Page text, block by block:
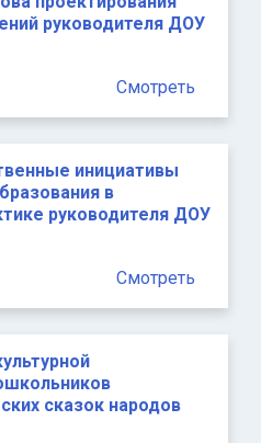
руководителя ДОУ
Смотреть
инициативы
в
руководителя ДОУ
Смотреть
сказок народов